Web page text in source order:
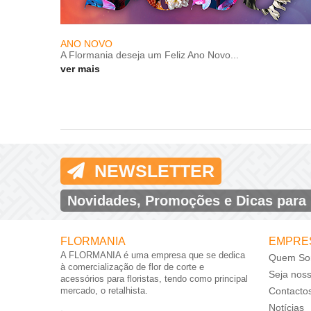
ANO NOVO
A Flormania deseja um Feliz Ano Novo...
ver mais
NEWSLETTER
Novidades, Promoções e Dicas para
FLORMANIA
A FLORMANIA é uma empresa que se dedica
à comercialização de flor de corte e
acessórios para floristas, tendo como principal
mercado, o retalhista.
Quem
Seja
Notícias